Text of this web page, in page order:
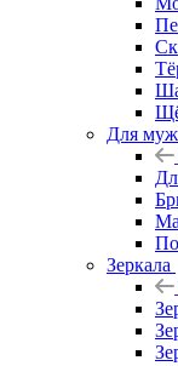
Для
Зеркала